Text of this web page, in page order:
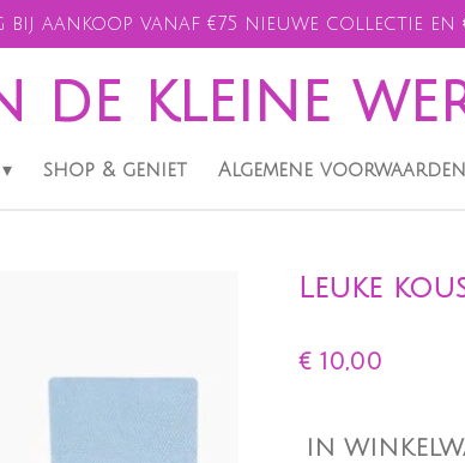
bij aankoop vanaf €75 nieuwe collectie
de kleine
shop & geniet Algemene voorwaarden
Leuke
€ 10,00
IN